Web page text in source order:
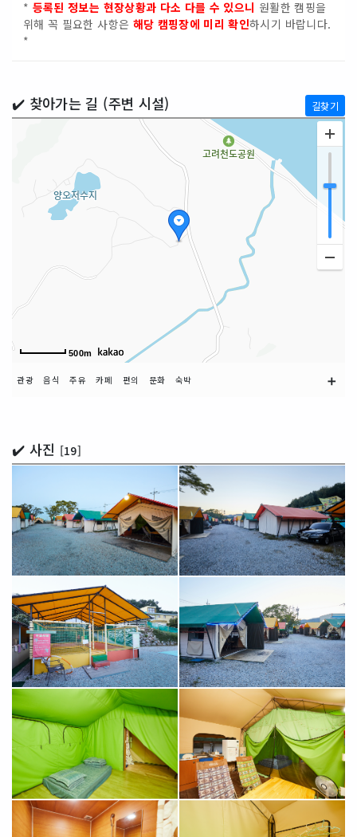
* 등록된 정보는 현장상황과 다소 다를 수 있으니 원활한 캠핑을
위해 꼭 필요한 사항은 해당 캠핑장에 미리 확인하시기 바랍니다.
*
✔️ 찾아가는 길 (주변 시설) 길찾기
500m
관광 음식 주유 카페 편의 문화 숙박 ➕
✔️ 사진 [19]